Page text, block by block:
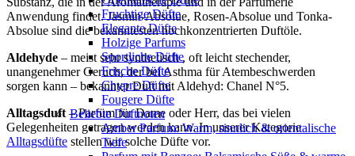
Fruchtige Düfte
Elegante Düfte
Holzige Parfums
Sportliche Düfte
Frische Düfte
Chypre Düfte
Fougere Düfte
Beliebte Duftnoten
Amber Parfum: Warm, sinnlich & orientalische
Tiefe
Anwendung findet. Jasmin-Absolue, Rosen-Absolue und Tonka-
Absolue sind die bekanntesten hochkonzentrierten Duftöle.
Aldehyde – meist sehr synthetisch , oft leicht stechender,
unangenehmer Geruch, der bei Asthma für Atembeschwerden
sorgen kann – bekannter Duft mit Aldehyd: Chanel N°5.
Alltagsduft – Parfüm für Dame oder Herr, das bei vielen
Gelegenheiten getragen werden kann. In unserer Kategorie
Alltagsdüfte stellen wir solche Düfte vor.